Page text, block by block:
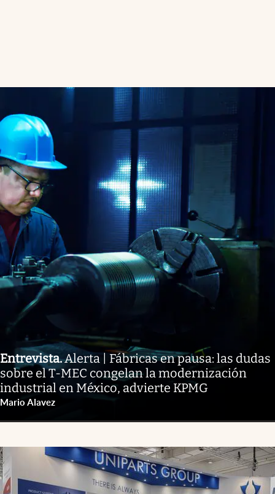
Entrevista.Alerta | Fábricas en pausa: las dudas
sobre el T-MEC congelan la modernización
industrial en México, advierte KPMG
Mario Alavez